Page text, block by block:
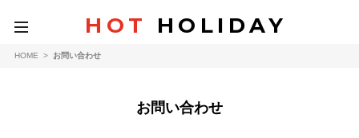
toggle
navigation
HOT HOLIDAY
HOME > お問い合わせ
お問い合わせ